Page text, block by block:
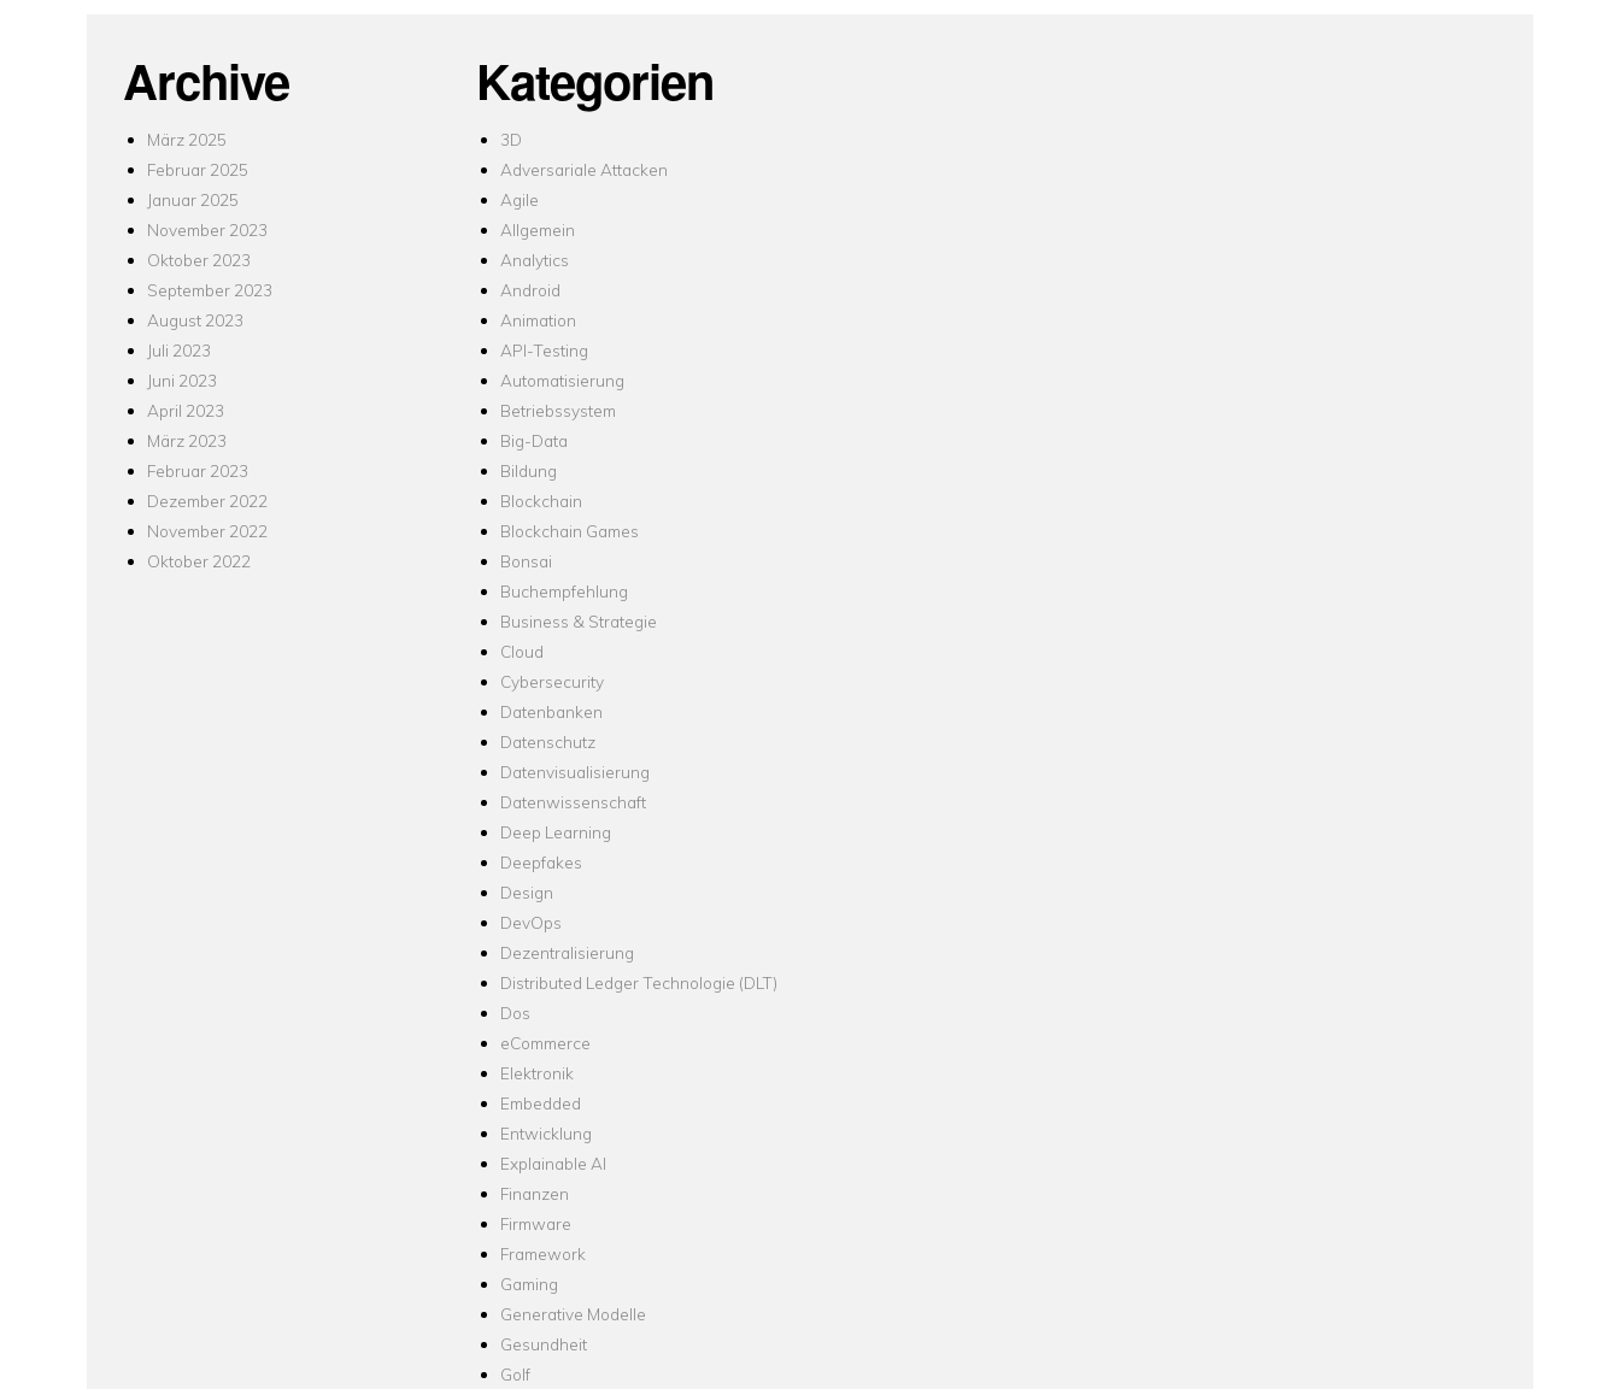
Archive
März 2025
Februar 2025
Januar 2025
November 2023
Oktober 2023
September 2023
August 2023
Juli 2023
Juni 2023
April 2023
März 2023
Februar 2023
Dezember 2022
November 2022
Oktober 2022
Kategorien
3D
Adversariale Attacken
Agile
Allgemein
Analytics
Android
Animation
API-Testing
Automatisierung
Betriebssystem
Big-Data
Bildung
Blockchain
Blockchain Games
Bonsai
Buchempfehlung
Business & Strategie
Cloud
Cybersecurity
Datenbanken
Datenschutz
Datenvisualisierung
Datenwissenschaft
Deep Learning
Deepfakes
Design
DevOps
Dezentralisierung
Distributed Ledger Technologie (DLT)
Dos
eCommerce
Elektronik
Embedded
Entwicklung
Explainable AI
Finanzen
Firmware
Framework
Gaming
Generative Modelle
Gesundheit
Golf